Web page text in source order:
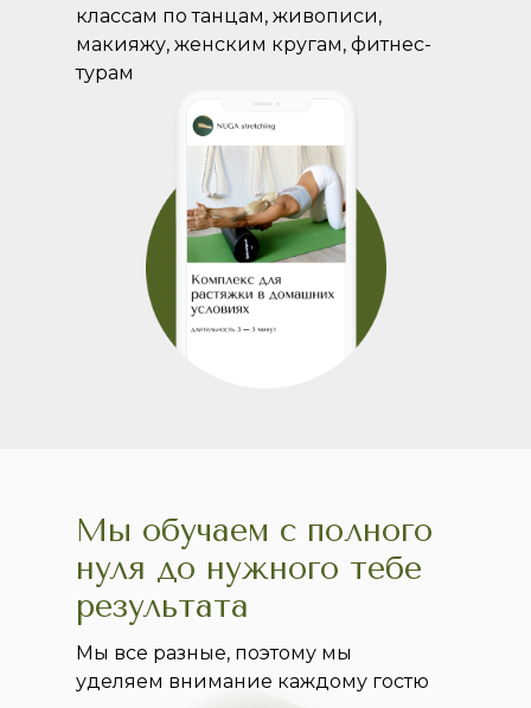
классам по танцам, живописи,
макияжу, женским кругам, фитнес-
турам
Мы обучаем с полного
нуля до нужного тебе
результата
Мы все разные, поэтому мы
уделяем внимание каждому гостю